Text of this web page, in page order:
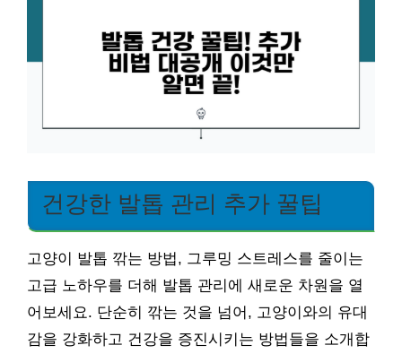
건강한 발톱 관리 추가 꿀팁
고양이 발톱 깎는 방법, 그루밍 스트레스를 줄이는
고급 노하우를 더해 발톱 관리에 새로운 차원을 열
어보세요. 단순히 깎는 것을 넘어, 고양이와의 유대
감을 강화하고 건강을 증진시키는 방법들을 소개합